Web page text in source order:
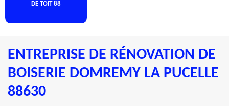
DE TOIT 88
ENTREPRISE DE RÉNOVATION DE
BOISERIE DOMREMY LA PUCELLE
88630